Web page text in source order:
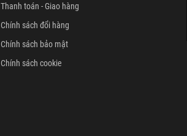
Thanh toán - Giao hàng
Chính sách đổi hàng
Chính sách bảo mật
Chính sách cookie